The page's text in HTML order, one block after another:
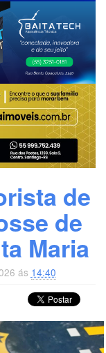
de
de
Maria
ás 14:40